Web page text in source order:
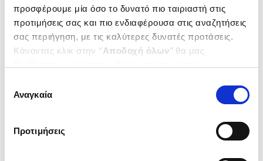
προσφέρουμε μία όσο το δυνατό πιο ταιριαστή στις
προτιμήσεις σας και πιο ενδιαφέρουσα στις αναζητήσεις
σας περιήγηση, με τις καλύτερες δυνατές προτάσεις.
Κάνοντας κλικ στην ‘’Αποδοχή όλων’’ θα μας
ενδιαφέρουν και να επιλέξετε από τα παρακάτω με την
΄΄και να ενημερωθείτε σχετικά με
συγκατάθεσης
Αναγκαία
Προτιμήσεις